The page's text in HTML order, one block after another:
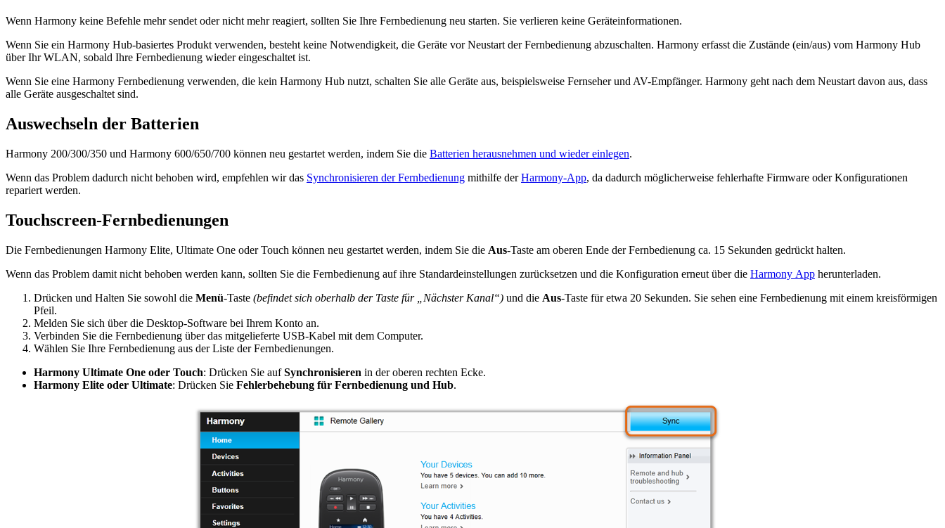
Wenn Harmony keine Befehle mehr sendet oder nicht mehr reagiert, sollten Sie Ihre Fernbedienung neu starten. Sie verlieren keine Geräteinformationen.
Wenn Sie ein Harmony Hub-basiertes Produkt verwenden, besteht keine Notwendigkeit, die Geräte vor Neustart der Fernbedienung abzuschalten. Harmony erfasst die Zustände (ein/aus) vom Harmony Hub
über Ihr WLAN, sobald Ihre Fernbedienung wieder eingeschaltet ist.
Wenn Sie eine Harmony Fernbedienung verwenden, die kein Harmony Hub nutzt, schalten Sie alle Geräte aus, beispielsweise Fernseher und AV-Empfänger. Harmony geht nach dem Neustart davon aus, dass
alle Geräte ausgeschaltet sind.
Auswechseln der Batterien
Harmony 200/300/350 und Harmony 600/650/700 können neu gestartet werden, indem Sie die Batterien herausnehmen und wieder einlegen.
Wenn das Problem dadurch nicht behoben wird, empfehlen wir das Synchronisieren der Fernbedienung mithilfe derHarmony-App, da dadurch möglicherweise fehlerhafte Firmware oder Konfigurationen
repariert werden.
Touchscreen-Fernbedienungen
Die Fernbedienungen Harmony Elite, Ultimate One oder Touch können neu gestartet werden, indem Sie die Aus-Taste am oberen Ende der Fernbedienung ca. 15 Sekunden gedrückt halten.
Wenn das Problem damit nicht behoben werden kann, sollten Sie die Fernbedienung auf ihre Standardeinstellungen zurücksetzen und die Konfiguration erneut über die Harmony App herunterladen.
Drücken und Halten Sie sowohl die Menü-Taste (befindet sich oberhalb der Taste für „Nächster Kanal“) und die Aus-Taste für etwa 20 Sekunden. Sie sehen eine Fernbedienung mit einem kreisförmigen
Pfeil.
Melden Sie sich über die Desktop-Software bei Ihrem Konto an.
Verbinden Sie die Fernbedienung über das mitgelieferte USB-Kabel mit dem Computer.
Wählen Sie Ihre Fernbedienung aus der Liste der Fernbedienungen.
Harmony Ultimate One oder Touch: Drücken Sie aufSynchronisieren in der oberen rechten Ecke.
Harmony Elite oder Ultimate: Drücken Sie Fehlerbehebung für Fernbedienung und Hub.